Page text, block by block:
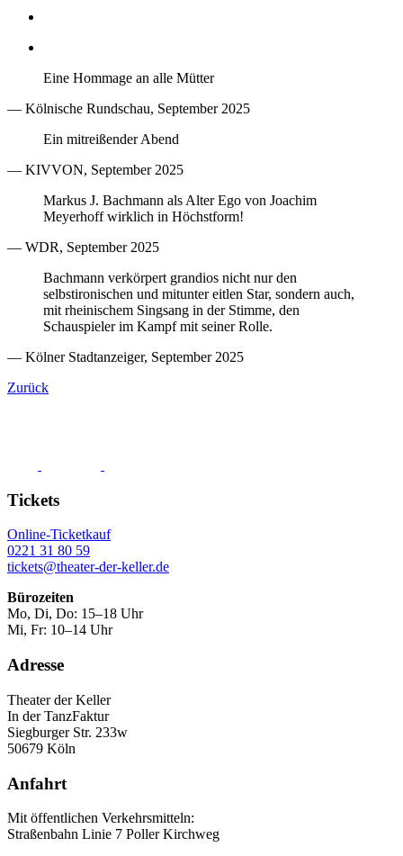
Eine Hommage an alle Mütter
— Kölnische Rundschau, September 2025
Ein mitreißender Abend
— KIVVON, September 2025
Markus J. Bachmann als Alter Ego von Joachim
Meyerhoff wirklich in Höchstform!
— WDR, September 2025
Bachmann verkörpert grandios nicht nur den
selbstironischen und mitunter eitlen Star, sondern auch,
mit rheinischem Singsang in der Stimme, den
Schauspieler im Kampf mit seiner Rolle.
— Kölner Stadtanzeiger, September 2025
Zurück
Tickets
Online-Ticketkauf
0221 31 80 59
tickets@theater-der-keller.de
Bürozeiten
Mo, Di, Do: 15–18 Uhr
Mi, Fr: 10–14 Uhr
Adresse
Theater der Keller
In der TanzFaktur
Siegburger Str. 233w
50679 Köln
Anfahrt
Mit öffentlichen Verkehrsmitteln:
Straßenbahn Linie 7 Poller Kirchweg